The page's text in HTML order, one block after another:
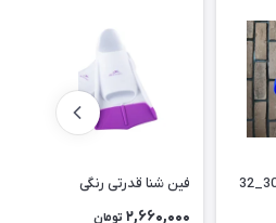
فین شنا قدرتی رنگی
2,660,000 تومان